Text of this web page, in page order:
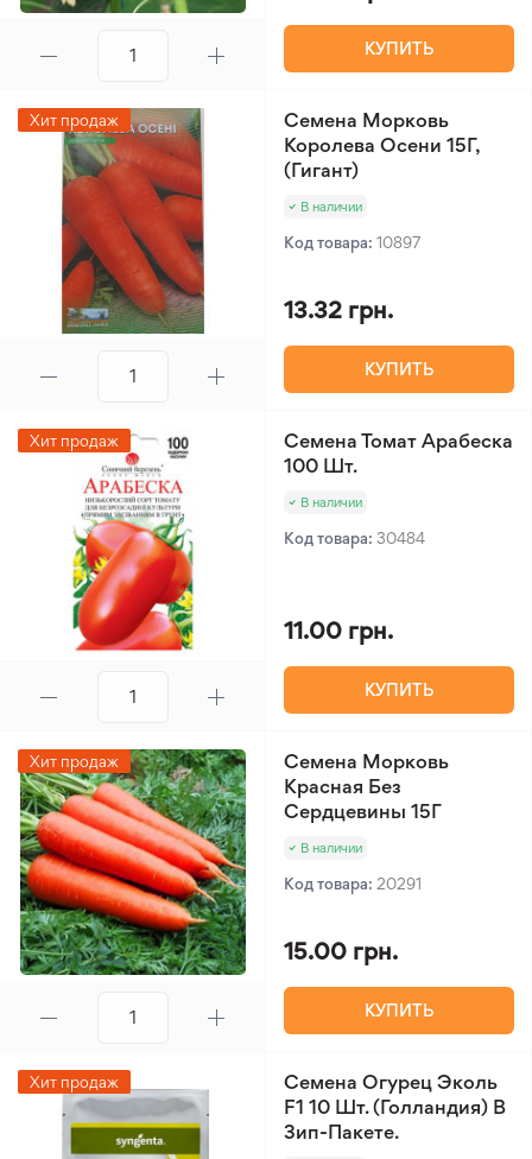
КУПИТЬ
Хит продаж
Семена Морковь
Королева Осени 15Г,
(Гигант)
В наличии
Код товара: 10897
13.32 грн.
КУПИТЬ
Хит продаж
Семена Томат Арабеска
100 Шт.
В наличии
Код товара: 30484
11.00 грн.
КУПИТЬ
Хит продаж
Семена Морковь
Красная Без
Сердцевины 15Г
В наличии
Код товара: 20291
15.00 грн.
КУПИТЬ
Хит продаж
Семена Огурец Эколь
F1 10 Шт. (Голландия) В
Зип-Пакете.